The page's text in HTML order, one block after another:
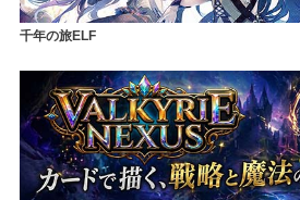
千年の旅ELF